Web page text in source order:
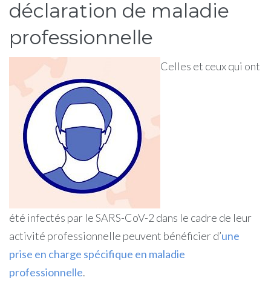
déclaration de maladie
professionnelle
Celles et ceux qui ont
été infectés par le SARS-CoV-2 dans le cadre de leur
activité professionnelle peuvent bénéficier d’une
prise en charge spécifique en maladie
professionnelle.